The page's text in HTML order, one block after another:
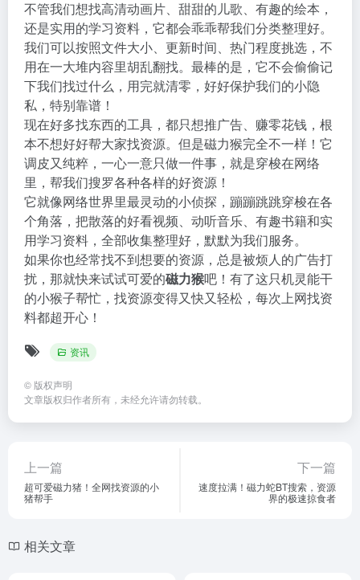
不管我们想找高清动画片、甜甜的儿歌、有趣的绘本，
还是实用的学习资料，它都会乖乖帮我们分类整理好。
我们可以按照文件大小、更新时间、热门程度挑选，不
用在一大堆内容里胡乱翻找。最棒的是，它不会偷偷记
下我们找过什么，用完就清零，好好保护我们的小隐
私，特别靠谱！
现在好多找东西的工具，都只想推广告、赚零花钱，根
本不想好好帮大家找资源。但是磁力猴完全不一样！它
调皮又纯粹，一心一意只做一件事，就是穿梭在网络
里，帮我们搜罗各种各样的好资源！
它就像网络世界里最灵动的小侦探，蹦蹦跳跳穿梭在各
个角落，把散落的好看视频、动听音乐、有趣书籍和实
用学习资料，全部收集整理好，默默为我们服务。
如果你也经常找不到想要的资源，总是被烦人的广告打
扰，那就快来试试可爱的磁力猴吧！有了这只机灵能干
的小猴子帮忙，找资源变得又快又轻松，每次上网找资
料都超开心！
资讯
© 版权声明
文章版权归作者所有，未经允许请勿转载。
上一篇
超可爱磁力猪！全网找资源的小
猪帮手
下一篇
速度拉满！磁力蛇BT搜索，资源
界的极速掠食者
相关文章